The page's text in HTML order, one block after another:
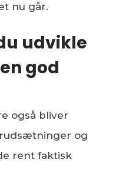
nu går.
udvikle
god
også bliver
og
rent faktisk